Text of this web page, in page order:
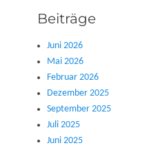
Beiträge
Juni 2026
Mai 2026
Februar 2026
Dezember 2025
September 2025
Juli 2025
Juni 2025